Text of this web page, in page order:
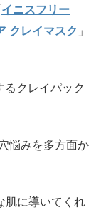
イニスフリー
クレイマスク 」
クレイパック
悩みを多方面か
肌に導いてくれ